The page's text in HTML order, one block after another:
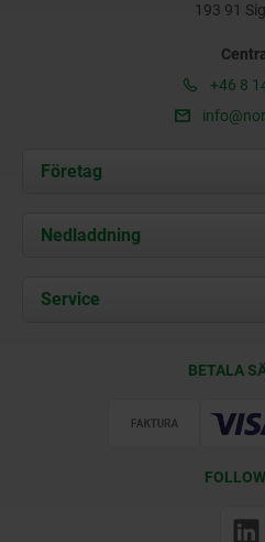
193 91
+46 8
Företag
Om oss
Kontakt
Nedladdning
Documents
Service
BETALA